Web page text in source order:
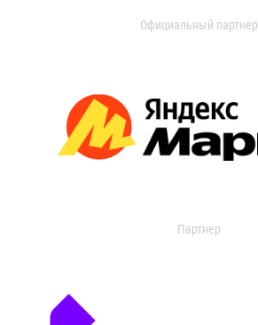
Официальный партнер
Партнер